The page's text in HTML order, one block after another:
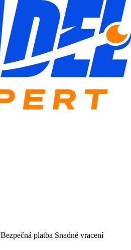
Bezpečná platba Snadné vracení